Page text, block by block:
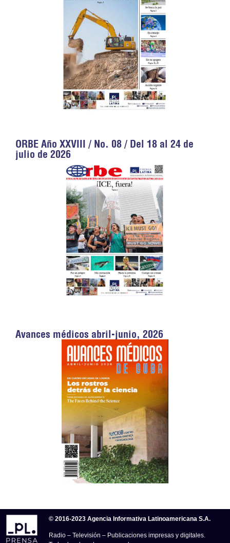
ORBE Año XXVIII / No. 08 / Del 18 al 24 de
julio de 2026
Avances médicos abril-junio, 2026
© 2016-2023 Agencia Informativa Latinoamericana S.A.
Radio – Televisión – Publicaciones impresas y digitales.